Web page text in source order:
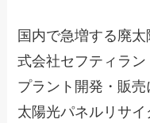
国内で急増する廃
式会社セフティラ
プラント開発・販
太陽光パネルリサ